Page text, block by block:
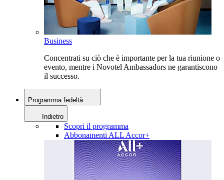
Business
Concentrati su ciò che è importante per la tua riunione o
evento, mentre i Novotel Ambassadors ne garantiscono
il successo.
Programma fedeltà
Indietro
Scopri il programma
Abbonamenti ALL Accor+